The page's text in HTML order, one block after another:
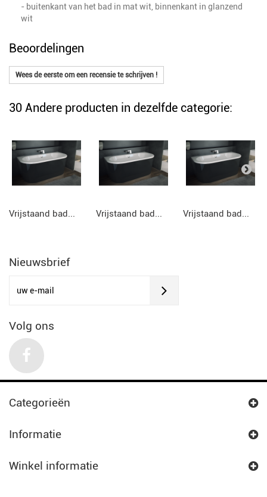
- buitenkant van het bad in mat wit, binnenkant in glanzend
wit
Beoordelingen
Wees de eerste om een recensie te schrijven !
30 Andere producten in dezelfde categorie:
Vrijstaand bad... Vrijstaand bad... Vrijstaand bad...
Nieuwsbrief
Volg ons
Categorieën
Informatie
Winkel informatie